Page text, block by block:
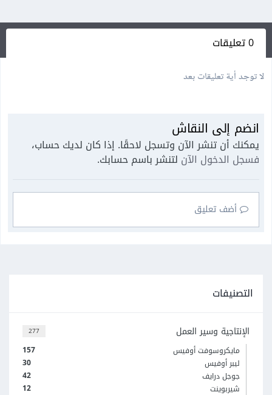
0 تعليقات
لا توجد أية تعليقات بعد
انضم إلى النقاش
يمكنك أن تنشر الآن وتسجل لاحقًا. إذا كان لديك حساب،
فسجل الدخول الآن لتنشر باسم حسابك.
أضف تعليق
التصنيفات
277 الإنتاجية وسير العمل
157
مايكروسوفت أوفيس
30
ليبر أوفيس
42
جوجل درايف
12
شيربوينت